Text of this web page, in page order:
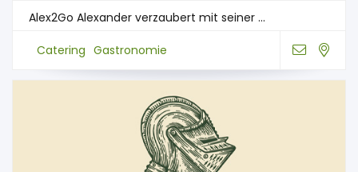
Alex2Go Alexander verzaubert mit seiner ...
Catering Gastronomie